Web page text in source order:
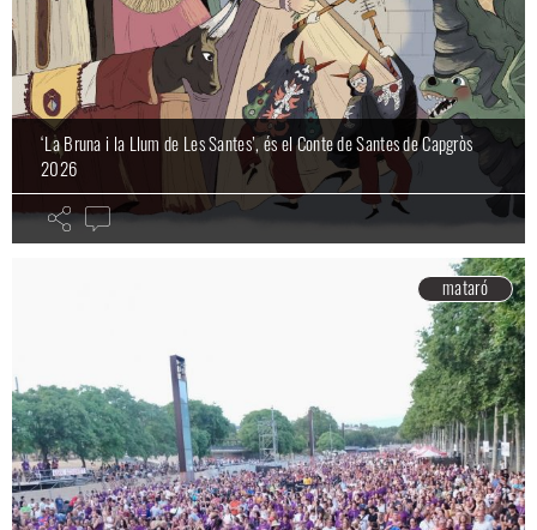
‘La Bruna i la Llum de Les Santes’, és el Conte de Santes de Capgròs
2026
mataró